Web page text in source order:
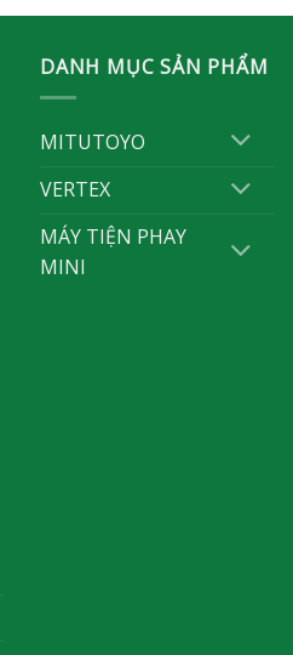
DANH MỤC SẢN PHẨM
MITUTOYO
VERTEX
MÁY TIỆN PHAY
MINI